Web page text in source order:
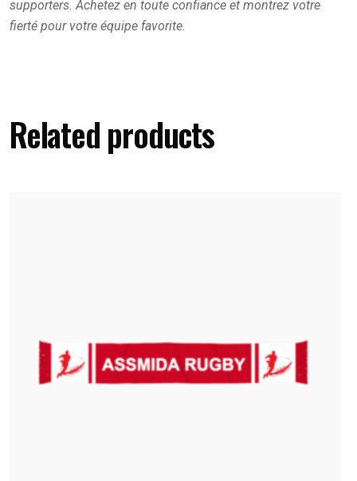
supporters. Achetez en toute confiance et montrez votre
fierté pour votre équipe favorite.
Related products